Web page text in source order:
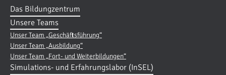
Das Bildungzentrum
Unsere Teams
Unser Team „Geschäftsführung“
Unser Team „Ausbildung“
Unser Team „Fort- und Weiterbildungen“
Simulations- und Erfahrungslabor (InSEL)